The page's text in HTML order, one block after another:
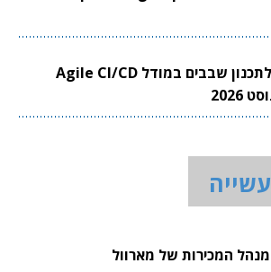
וובינר סינופסיס לתכנון שבבים במודל Agile CI/CD
המכירות של מארוול